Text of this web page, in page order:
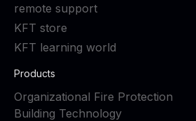
remote support
KFT store
KFT learning world
Products
Organizational Fire Protection
Building Technology